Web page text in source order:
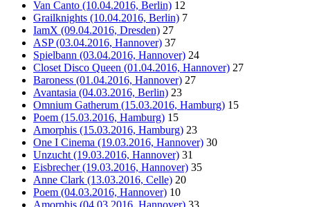
Van Canto (10.04.2016, Berlin) 12
Grailknights (10.04.2016, Berlin) 7
IamX (09.04.2016, Dresden) 27
ASP (03.04.2016, Hannover) 37
Spielbann (03.04.2016, Hannover) 24
Closet Disco Queen (01.04.2016, Hannover) 27
Baroness (01.04.2016, Hannover) 27
Avantasia (04.03.2016, Berlin) 23
Omnium Gatherum (15.03.2016, Hamburg) 15
Poem (15.03.2016, Hamburg) 15
Amorphis (15.03.2016, Hamburg) 23
One I Cinema (19.03.2016, Hannover) 30
Unzucht (19.03.2016, Hannover) 31
Eisbrecher (19.03.2016, Hannover) 35
Anne Clark (13.03.2016, Celle) 20
Poem (04.03.2016, Hannover) 10
Amorphis (04.03.2016, Hannover) 33